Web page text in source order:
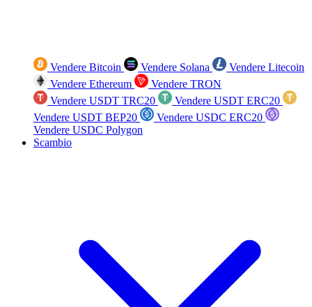
Vendere Bitcoin Vendere Solana
Vendere Litecoin
Vendere Ethereum
Vendere TRON
Vendere USDT TRC20
Vendere USDT ERC20
Vendere USDT BEP20
Vendere USDC ERC20
Vendere USDC Polygon
Scambio